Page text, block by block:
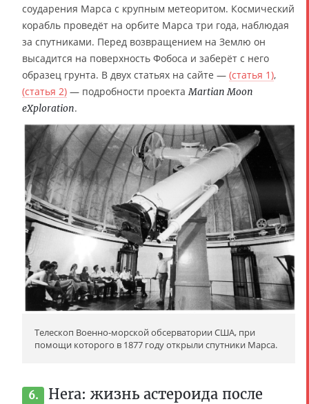
соударения Марса с крупным метеоритом. Космический
корабль проведёт на орбите Марса три года, наблюдая
за спутниками. Перед возвращением на Землю он
высадится на поверхность Фобоса и заберёт с него
образец грунта. В двух статьях на сайте — (статья 1),
(статья 2) — подробности проектаMartian Moon
eXploration.
Телескоп Военно-морской обсерватории США, при
помощи которого в 1877 году открыли спутники Марса.
6.
Hera: жизнь астероида после